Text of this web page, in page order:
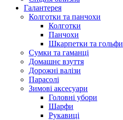
Галантерея
Колготки та панчохи
Колготки
Панчохи
Шкарпетки та гольфи
Сумки та гаманці
Домашнє взуття
Дорожні валізи
Парасолі
Зимові аксесуари
Головні убори
Шарфи
Рукавиці